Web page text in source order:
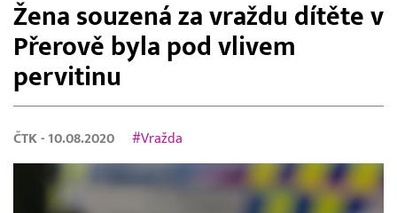
Žena souzená za vraždu dítěte v
Přerově byla pod vlivem
pervitinu
ČTK - 10.08.2020 #Vražda